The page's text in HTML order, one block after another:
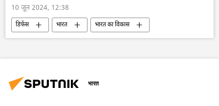
10 जून 2024, 12:38
डिफेंस भारत
भारत का विकास
भारत सरकार
भारतीय सेना
वायुसेना
नरेन्द्र मोदी
नियंत्रण रेखाभारत